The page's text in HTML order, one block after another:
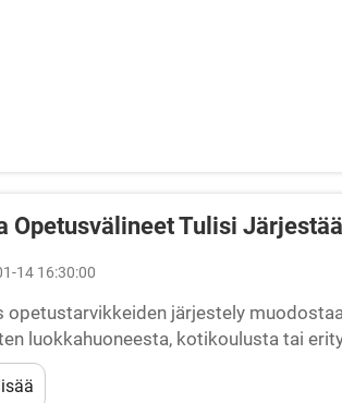
Opetusvälineet Tulisi
14 16:30:00
opetustarvikkeiden järjestely
luokkahuoneesta, kotikoulusta tai
ammattilaiset kaikkialla